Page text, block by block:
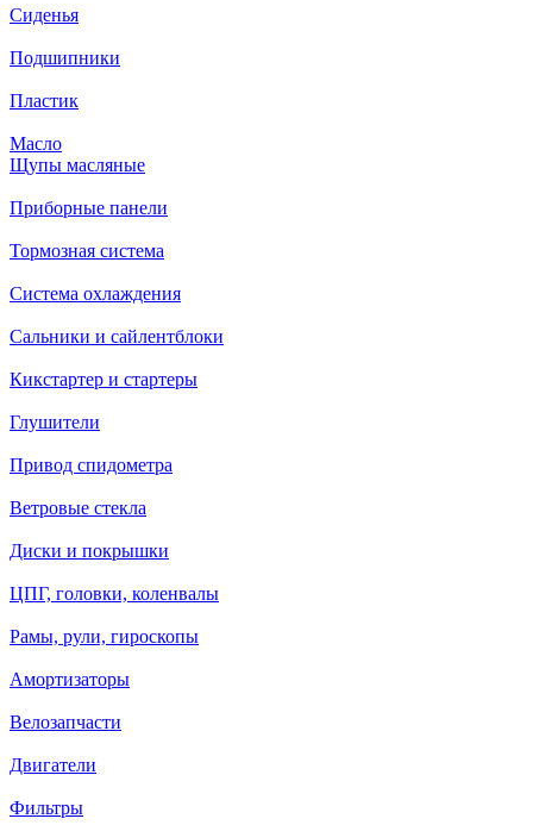
Сиденья
Подшипники
Пластик
Масло
Щупы масляные
Приборные панели
Тормозная система
Система охлаждения
Сальники и сайлентблоки
Кикстартер и стартеры
Глушители
Привод спидометра
Ветровые стекла
Диски и покрышки
ЦПГ, головки, коленвалы
Рамы, рули, гироскопы
Амортизаторы
Велозапчасти
Двигатели
Фильтры